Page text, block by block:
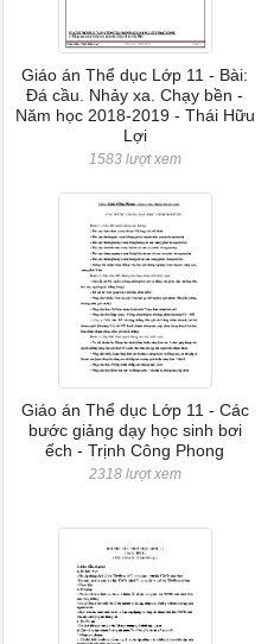
Giáo án Thể dục Lớp 11 - Bài:
Đá cầu. Nhảy xa. Chạy bền -
Năm học 2018-2019 - Thái Hữu
Lợi
1583 lượt xem
Giáo án Thể dục Lớp 11 - Các
bước giảng dạy học sinh bơi
ếch - Trịnh Công Phong
2318 lượt xem